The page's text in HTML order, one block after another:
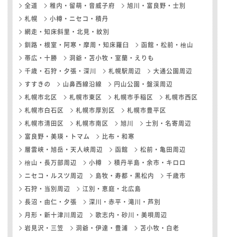
全道 稚内・留萌・音威子府 旭川・富良野・士別
札幌 小樽・ニセコ・積丹
網走・知床斜里・北見・紋別
釧路・根室・阿寒・摩周・知床羅臼 函館・松前・檜山
帯広・十勝 洞爺・苫小牧・室蘭・えりも
千歳・石狩・夕張・深川 札幌駅周辺 大通公園周辺
すすきの 山鼻西線沿線 円山公園・盤渓周辺
札幌市北区 札幌市東区 札幌市手稲区 札幌市西区
札幌市白石区 札幌市厚別区 札幌市豊平区
札幌市清田区 札幌市南区 旭川 士別・名寄周辺
富良野・美瑛・トマム 比布・和寒
層雲峡・旭岳・天人峡周辺 函館 松前・亀田周辺
檜山・長万部周辺 小樽 積丹半島・余市・キロロ
ニセコ・ルスツ周辺 島牧・寿都・黒松内 千歳市
石狩・当別周辺 江別・恵庭・北広島
長沼・由仁・夕張 深川・赤平・滝川・芦別
月形・新十津川周辺 歌志内・砂川・美唄周辺
岩見沢・三笠 洞爺・伊達・豊浦 苫小牧・白老